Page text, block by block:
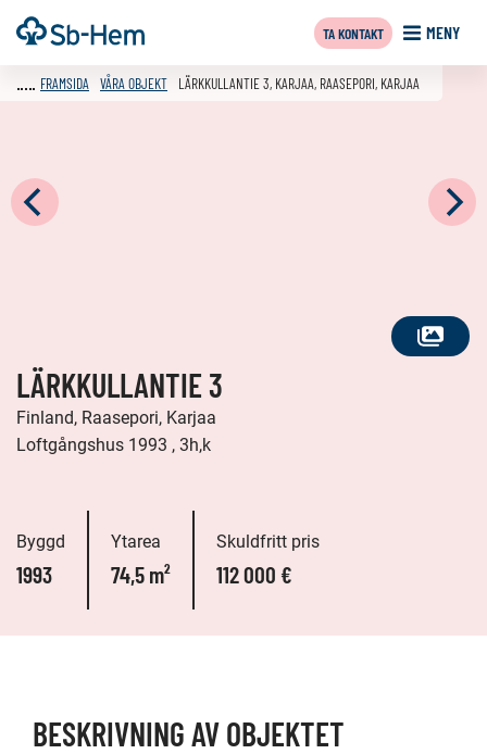
Till
innehållet
Framsida MENY
TA KONTAKT
SE
FRAMSIDA VÅRA OBJEKT LÄRKKULLANTIE 3, KARJAA, RAASEPORI, KARJAA
LÄRKKULLANTIE 3
Finland, Raasepori, Karjaa
Loftgångshus 1993 , 3h,k
Byggd
1993
Ytarea
74,5 m²
Skuldfritt pris
112 000 €
BESKRIVNING AV OBJEKTET